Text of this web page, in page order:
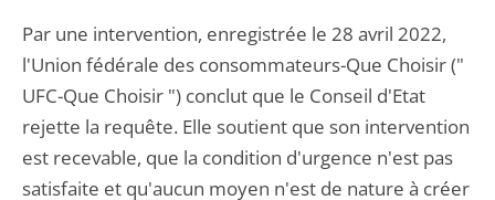
Par une intervention, enregistrée le 28 avril 2022,
l'Union fédérale des consommateurs-Que Choisir ("
UFC-Que Choisir ") conclut que le Conseil d'Etat
rejette la requête. Elle soutient que son intervention
est recevable, que la condition d'urgence n'est pas
satisfaite et qu'aucun moyen n'est de nature à créer